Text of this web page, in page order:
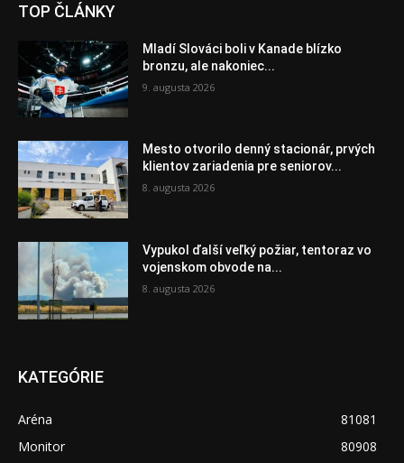
TOP ČLÁNKY
Mladí Slováci boli v Kanade blízko
bronzu, ale nakoniec...
9. augusta 2026
Mesto otvorilo denný stacionár, prvých
klientov zariadenia pre seniorov...
8. augusta 2026
Vypukol ďalší veľký požiar, tentoraz vo
vojenskom obvode na...
8. augusta 2026
KATEGÓRIE
Aréna
81081
Monitor
80908